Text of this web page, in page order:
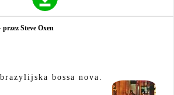
przez Steve Oxen
bossa nova.